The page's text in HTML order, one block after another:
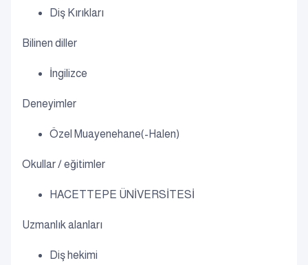
Diş Kırıkları
Bilinen diller
İngilizce
Deneyimler
Özel Muayenehane(-Halen)
Okullar / eğitimler
HACETTEPE ÜNİVERSİTESİ
Uzmanlık alanları
Diş hekimi